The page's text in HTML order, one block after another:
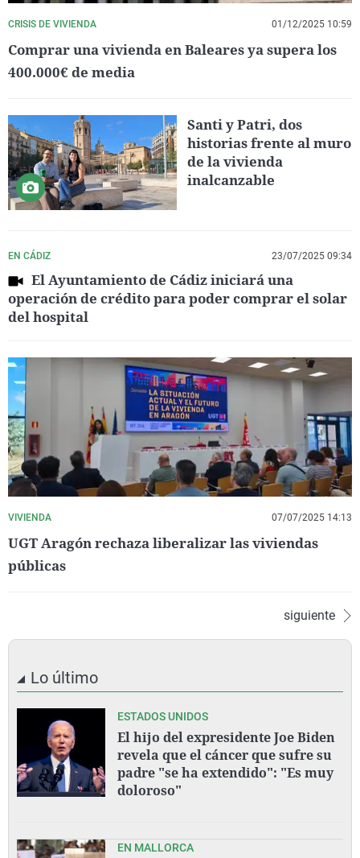
CRISIS DE VIVIENDA 01/12/2025 10:59
Comprar una vivienda en Baleares ya supera los
400.000€ de media
Santi y Patri, dos
historias frente al muro
de la vivienda
inalcanzable
EN CÁDIZ 23/07/2025 09:34
El Ayuntamiento de Cádiz iniciará una
operación de crédito para poder comprar el solar
del hospital
VIVIENDA 07/07/2025 14:13
UGT Aragón rechaza liberalizar las viviendas
públicas
siguiente
Lo último
ESTADOS UNIDOS
El hijo del expresidente Joe Biden
revela que el cáncer que sufre su
padre "se ha extendido": "Es muy
doloroso"
EN MALLORCA